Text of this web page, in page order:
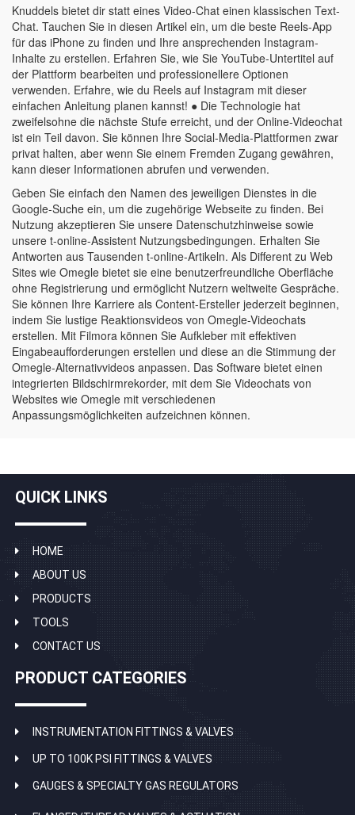
Knuddels bietet dir statt eines Video-Chat einen klassischen Text-
Chat. Tauchen Sie in diesen Artikel ein, um die beste Reels-App
für das iPhone zu finden und Ihre ansprechenden Instagram-
Inhalte zu erstellen. Erfahren Sie, wie Sie YouTube-Untertitel auf
der Plattform bearbeiten und professionellere Optionen
verwenden. Erfahre, wie du Reels auf Instagram mit dieser
einfachen Anleitung planen kannst! ● Die Technologie hat
zweifelsohne die nächste Stufe erreicht, und der Online-Videochat
ist ein Teil davon. Sie können Ihre Social-Media-Plattformen zwar
privat halten, aber wenn Sie einem Fremden Zugang gewähren,
kann dieser Informationen abrufen und verwenden.
Geben Sie einfach den Namen des jeweiligen Dienstes in die
Google-Suche ein, um die zugehörige Webseite zu finden. Bei
Nutzung akzeptieren Sie unsere Datenschutzhinweise sowie
unsere t-online-Assistent Nutzungsbedingungen. Erhalten Sie
Antworten aus Tausenden t-online-Artikeln. Als Different zu Web
Sites wie Omegle bietet sie eine benutzerfreundliche Oberfläche
ohne Registrierung und ermöglicht Nutzern weltweite Gespräche.
Sie können Ihre Karriere als Content-Ersteller jederzeit beginnen,
indem Sie lustige Reaktionsvideos von Omegle-Videochats
erstellen. Mit Filmora können Sie Aufkleber mit effektiven
Eingabeaufforderungen erstellen und diese an die Stimmung der
Omegle-Alternativvideos anpassen. Das Software bietet einen
integrierten Bildschirmrekorder, mit dem Sie Videochats von
Websites wie Omegle mit verschiedenen
Anpassungsmöglichkeiten aufzeichnen können.
QUICK LINKS
HOME
ABOUT US
PRODUCTS
TOOLS
CONTACT US
PRODUCT CATEGORIES
INSTRUMENTATION FITTINGS & VALVES
UP TO 100K PSI FITTINGS & VALVES
GAUGES & SPECIALTY GAS REGULATORS